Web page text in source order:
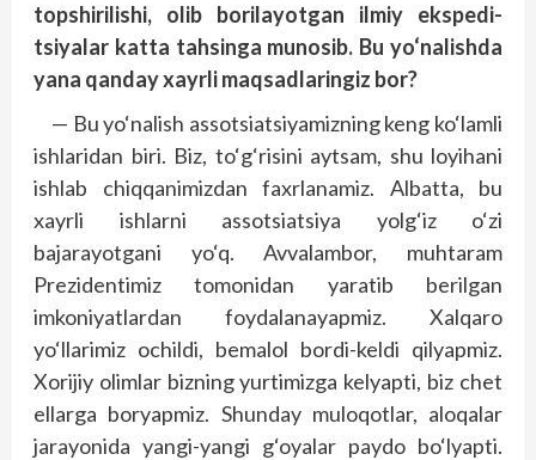
topshirilishi, olib borilayotgan ilmiy ekspedi­
tsiyalar katta tahsinga munosib. Bu yo‘nalishda
yana qanday xayrli maqsadlaringiz bor?
— Bu yo‘nalish assotsiatsiyamizning keng ko‘lamli
ishlaridan biri. Biz, to‘g‘risini aytsam, shu loyihani
ishlab chiqqanimizdan faxrlanamiz. Albatta, bu
xayrli ishlarni assotsiatsiya yolg‘iz o‘zi
bajarayotgani yo‘q. Avvalambor, muhtaram
Prezidentimiz tomonidan yaratib berilgan
imkoniyatlardan foydalanayapmiz. Xalqaro
yo‘llarimiz ochildi, bemalol bordi-keldi qilyapmiz.
Xorijiy olimlar bizning yurtimizga kelyapti, biz chet
ellarga boryapmiz. Shunday muloqotlar, aloqalar
jarayonida yangi-yangi g‘oyalar paydo bo‘lyapti.